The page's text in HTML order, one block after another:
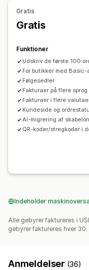
Farve og skrifttype
Afsenders mailadresse
Filhåndtering
Massedownload
Generering af PDF-filer
Datasikkerhed
Gratis
Gratis
Funktioner
Udskriv de første 100
For butikker med Basic-
Følgesedler
Fakturaer på flere sprog
Fakturaer i flere
Kundeside og
AI-migrering af
QR-koder/stregkoder i
Indeholder
Alle gebyrer faktureres i
gebyrer faktureres hver 30.
Anmeldelser (36)